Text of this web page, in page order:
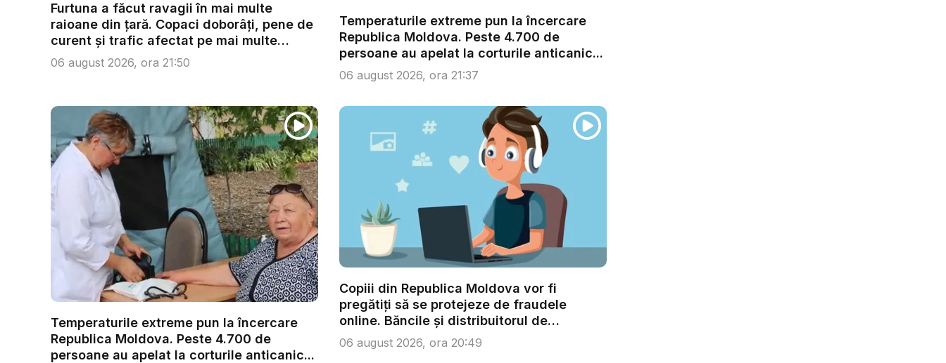
Furtuna a făcut ravagii în mai multe
raioane din țară. Copaci doborâți, pene de
curent și trafic afectat pe mai multe
trase...
06 august 2026, ora 21:50
Temperaturile extreme pun la încercare
Republica Moldova. Peste 4.700 de
persoane au apelat la corturile anticanic...
06 august 2026, ora 21:37
Temperaturile extreme pun la încercare
Republica Moldova. Peste 4.700 de
persoane au apelat la corturile anticanic...
Copiii din Republica Moldova vor fi
pregătiți să se protejeze de fraudele
online. Băncile și distribuitorul de
energie...
06 august 2026, ora 20:49